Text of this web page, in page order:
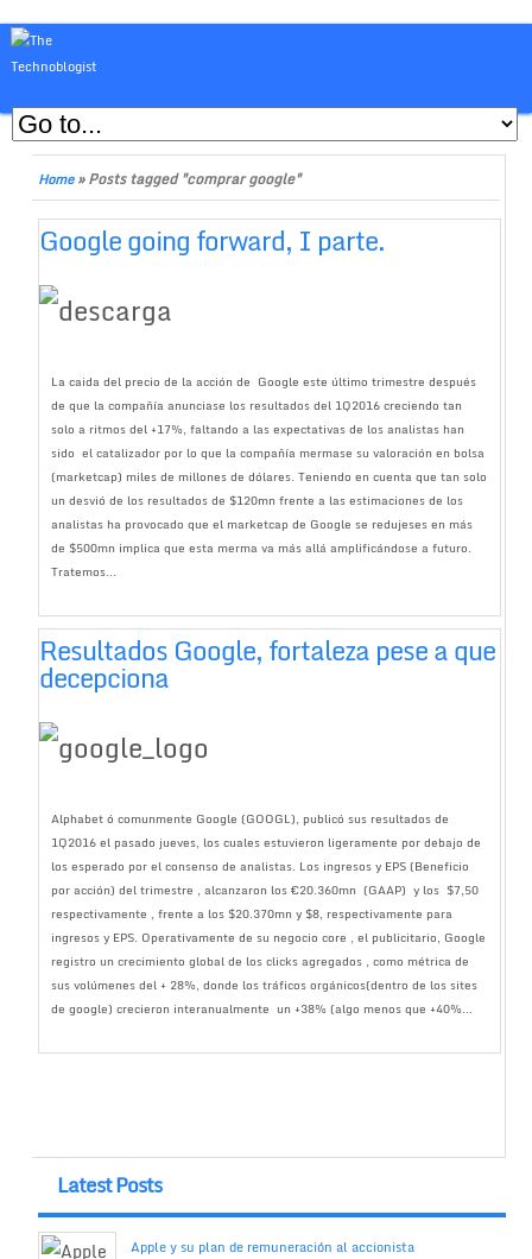
Home»Posts tagged "comprar google"
Google going forward, I parte.
La caida del precio de la acción de Google este último trimestre después
de que la compañía anunciase los resultados del 1Q2016 creciendo tan
solo a ritmos del +17%, faltando a las expectativas de los analistas han
sido el catalizador por lo que la compañía mermase su valoración en bolsa
(marketcap) miles de millones de dólares. Teniendo en cuenta que tan solo
un desvió de los resultados de $120mn frente a las estimaciones de los
analistas ha provocado que el marketcap de Google se redujeses en más
de $500mn implica que esta merma va más allá amplificándose a futuro.
Tratemos...
Resultados Google, fortaleza pese a que
decepciona
Alphabet ó comunmente Google (GOOGL), publicó sus resultados de
1Q2016 el pasado jueves, los cuales estuvieron ligeramente por debajo de
los esperado por el consenso de analistas. Los ingresos y EPS (Beneficio
por acción) del trimestre , alcanzaron los €20.360mn (GAAP) y los $7,50
respectivamente , frente a los $20.370mn y $8, respectivamente para
ingresos y EPS. Operativamente de su negocio core , el publicitario, Google
registro un crecimiento global de los clicks agregados , como métrica de
sus volúmenes del + 28%, donde los tráficos orgánicos(dentro de los sites
de google) crecieron interanualmente un +38% (algo menos que +40%...
Latest Posts
Apple y su plan de remuneración al accionista